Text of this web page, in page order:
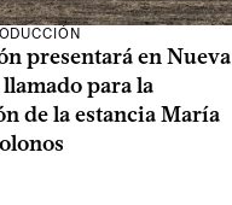
presentará en Nueva
para la
de la estancia María